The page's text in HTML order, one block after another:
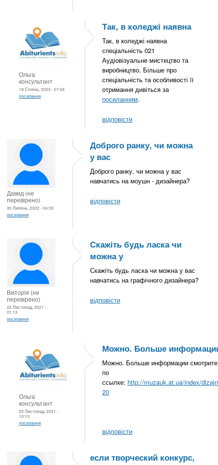
Ольга
консультант
18 Січень, 2023 - 07:45
посилання
Так, в коледжі наявна
Так, в коледжі наявна
спеціальність 021
Аудіовізуальне мистецтво та
виробництво. Більше про
спеціальність та особливості її
отримання дивіться за
посиланням.
відповісти
Давид (не
перевірено)
30 Липень, 2022 - 04:35
посилання
Доброго ранку, чи можна
у вас
Доброго ранку, чи можна у вас
навчатись на моушн - дизайнера?
відповісти
Вікторія (не
перевірено)
22 Листопад, 2021 -
01:13
посилання
Скажіть будь ласка чи
можна у
Скажіть будь ласка чи можна у вас
навчатись на графічного дизайнера?
відповісти
Ольга
консультант
22 Листопад, 2021 -
10:10
посилання
Можно. Больше
Можно. Больше информации смотрите
по
ссылке: http://muzauk.at.ua/index/
20
відповісти
если творческий конкурс,